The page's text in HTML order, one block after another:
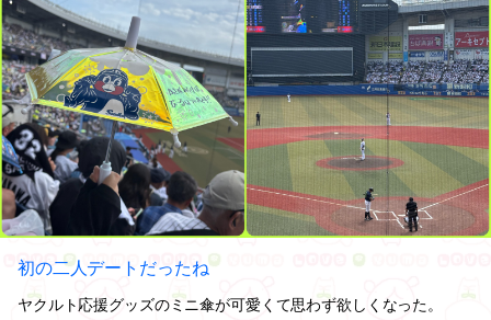
初の二人デートだったね
ヤクルト応援グッズのミニ傘が可愛くて思わず欲しくなった。